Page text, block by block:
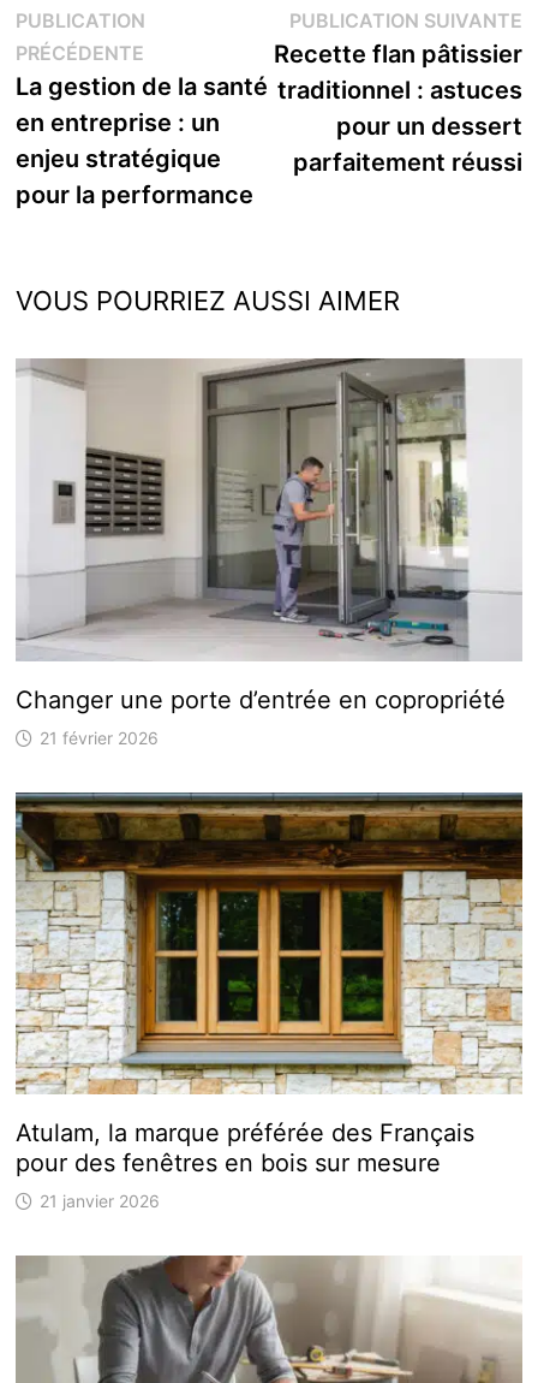
Navigation
de
l’article
PUBLICATION
PRÉCÉDENTEPublication
précédente :
La gestion de la santé
en entreprise : un
enjeu stratégique
pour la performance
PUBLICATION SUIVANTE
Recette flan pâtissier
traditionnel : astuces
pour un dessert
parfaitement réussi
VOUS POURRIEZ AUSSI AIMER
Changer une porte d’entrée en copropriété
21 février 2026
Atulam, la marque préférée des Français
pour des fenêtres en bois sur mesure
21 janvier 2026